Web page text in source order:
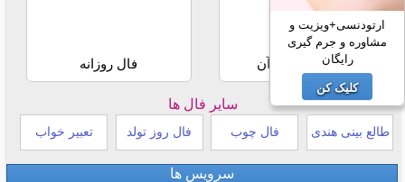
استخاره با قرآن فال روزانه
سایر فال ها
طالع بینی هندی فال چوب فال روز تولد تعبیر خواب
سرویس ها
ارتودنسی+ویزیت و
مشاوره و جرم گیری
رایگان
کلیک کن